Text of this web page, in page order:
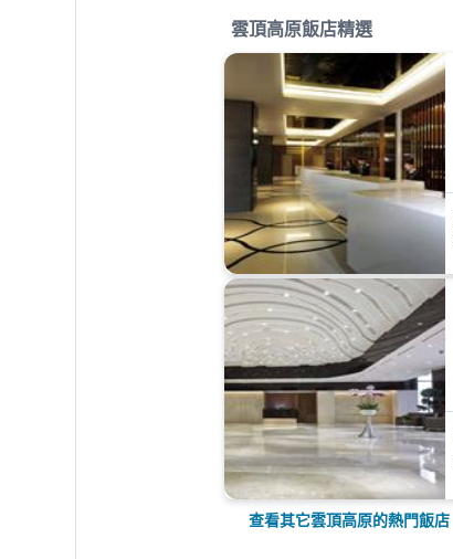
雲頂高原飯店精選
查看其它雲頂高原的熱門飯店